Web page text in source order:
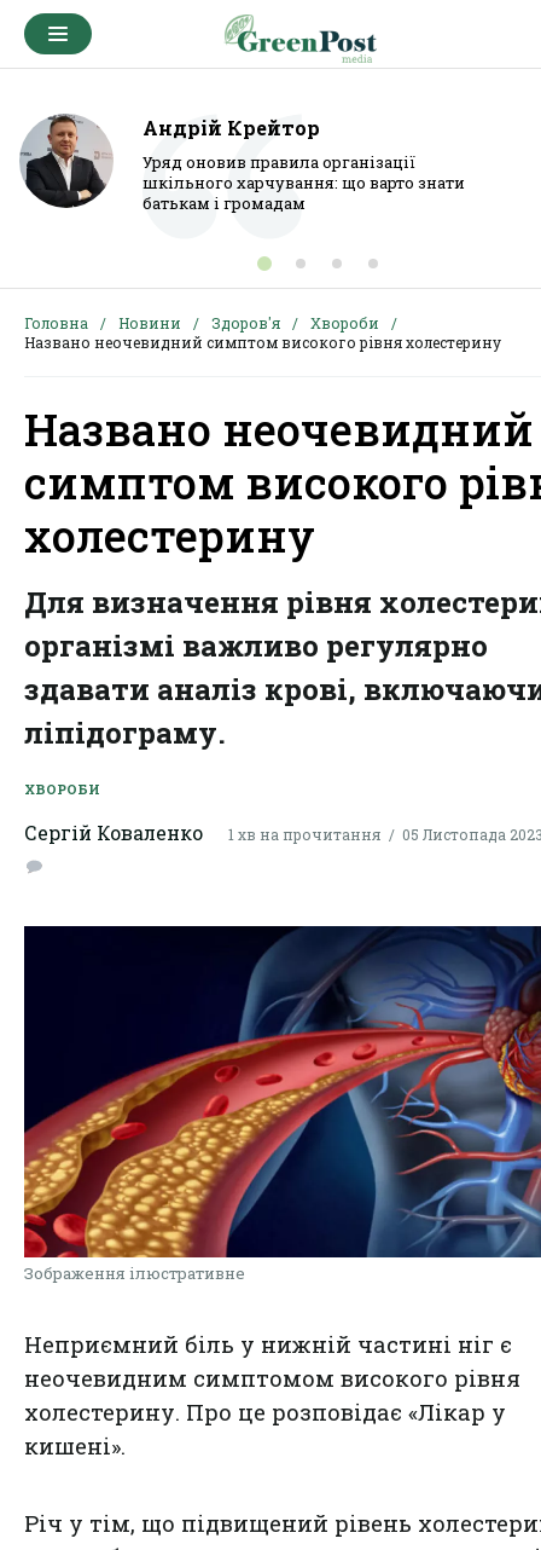
Андрій Крейтор
Уряд оновив правила організації
шкільного харчування: що варто знати
батькам і громадам
Головна Новини Здоров'я
Хвороби
Названо неочевидний симптом високого рівня холестерину
Названо неочевидний
симптом високого
холестерину
Для визначення рівня
організмі важливо регулярно
здавати аналіз крові,
ліпідограму.
ХВОРОБИ
Сергій Коваленко 1 хв на прочитання 05 Листопада
Зображення ілюстративне
Неприємний біль у нижній частині ніг є
неочевидним симптомом високого рівня
холестерину. Про це розповідає «Лікар у
кишені».
Річ у тім, що підвищений рівень